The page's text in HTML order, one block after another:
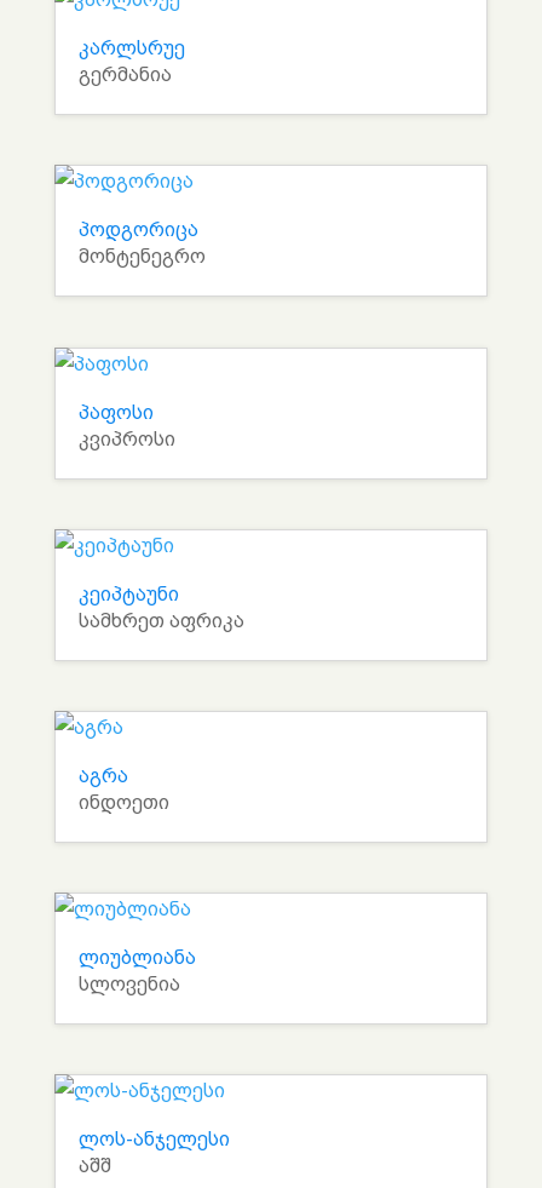
კარლსრუე
გერმანია
პოდგორიცა
მონტენეგრო
პაფოსი
კვიპროსი
კეიპტაუნი
სამხრეთ აფრიკა
აგრა
ინდოეთი
ლიუბლიანა
სლოვენია
ლოს-ანჯელესი
აშშ